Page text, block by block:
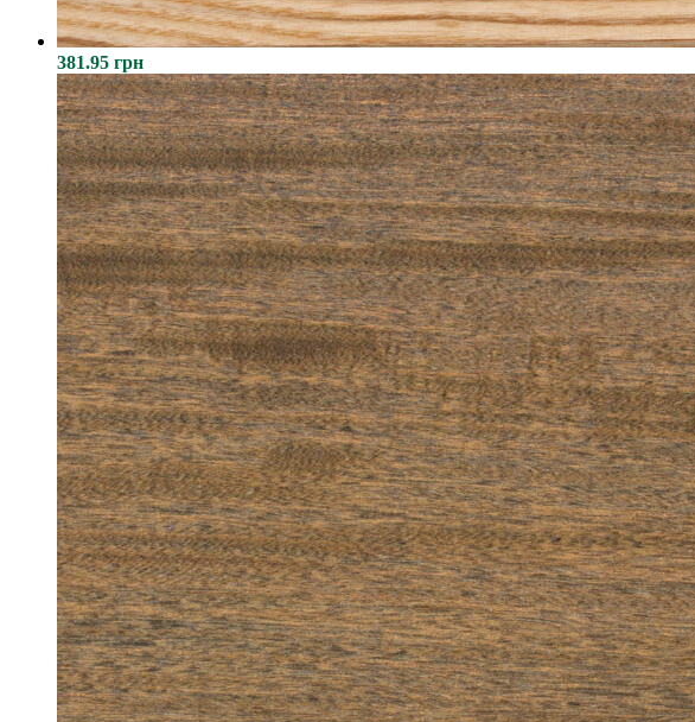
381.95 грн